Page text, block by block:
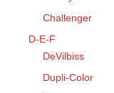
Challenger
D-E-F
DeVilbiss
Dupli-Color